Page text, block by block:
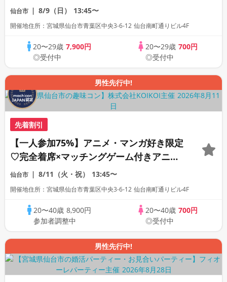
ン
仙台市 8/9（日） 13:45〜
開催地住所：宮城県仙台市青葉区中央3-6-12 仙台南町通りビル4F
20〜29歳7,900円
◎受付中
20〜29歳 700円
◎受付中
男性先行中!
先着割引
【一人参加75%】アニメ・マンガ好き限定
♡完全着席×マッチングゲーム付きアニメ
コン
仙台市 8/11（火・祝） 13:45〜
開催地住所：宮城県仙台市青葉区中央3-6-12 仙台南町通りビル4F
20〜40歳 8,900円
参加者調整中
20〜40歳 700円
◎受付中
男性先行中!